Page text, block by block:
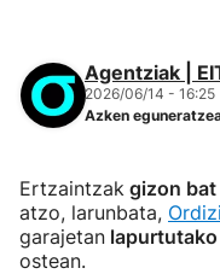
Agentziak |
2026/06/14 - 16:25
Azken
Ertzaintzak gizon bat
atzo, larunbata,
garajetan
ostean.